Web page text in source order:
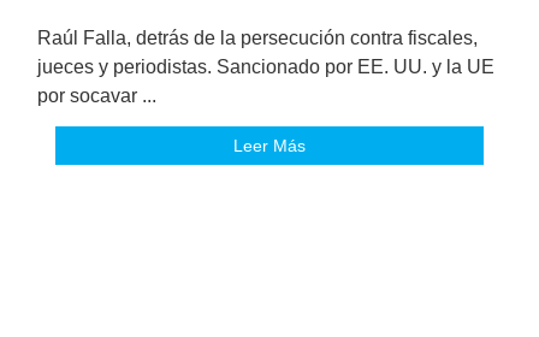
Raúl Falla, detrás de la persecución contra fiscales,
jueces y periodistas. Sancionado por EE. UU. y la UE
por socavar ...
Leer Más